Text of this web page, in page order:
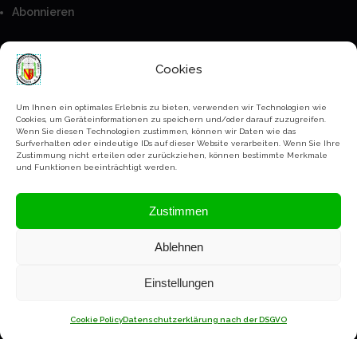
Cookies
Um Ihnen ein optimales Erlebnis zu bieten, verwenden wir Technologien wie
Cookies, um Geräteinformationen zu speichern und/oder darauf zuzugreifen.
Wenn Sie diesen Technologien zustimmen, können wir Daten wie das
Surfverhalten oder eindeutige IDs auf dieser Website verarbeiten. Wenn Sie Ihre
Zustimmung nicht erteilen oder zurückziehen, können bestimmte Merkmale
und Funktionen beeinträchtigt werden.
Zustimmen
Ablehnen
Einstellungen
Cookie PolicyDatenschutzerklärung nach der DSGVO
Abonnieren
Anmeldung
Mitglieder
Kontakt
Bankverbindung
Paypal